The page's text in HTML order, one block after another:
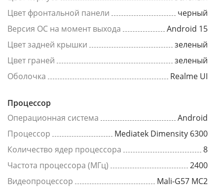
Цвет фронтальной панели
черный
Версия ОС на момент выхода
Android 15
Цвет задней крышки
зеленый
Цвет граней
зеленый
Оболочка
Realme UI
Процессор
Операционная система
Android
Процессор
Mediatek Dimensity 6300
Количество ядер процессора
8
Частота процессора (МГц)
2400
Видеопроцессор
Mali-G57 MC2